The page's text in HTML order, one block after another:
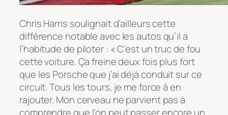
Chris Harris soulignait d’ailleurs cette
différence notable avec les autos qu’il a
l’habitude de piloter : « C’est un truc de fou
cette voiture. Ça freine deux fois plus fort
que les Porsche que j’ai déjà conduit sur ce
circuit. Tous les tours, je me force à en
rajouter. Mon cerveau ne parvient pas à